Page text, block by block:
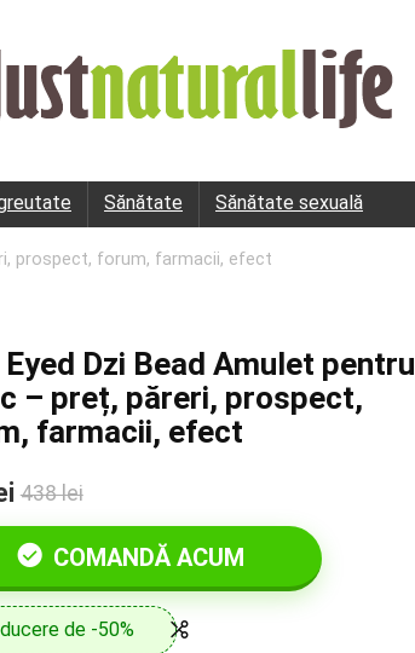
Sănătate Sănătate sexuală
prospect, forum, farmacii, efect
Eyed Dzi Bead Amulet pentru
– preț, păreri, prospect,
farmacii, efect
438 lei
COMANDĂ ACUM
de -50%